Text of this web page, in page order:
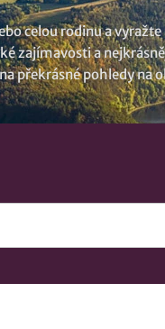
celou rodinu a
zajímavosti a
překrásné pohledy na